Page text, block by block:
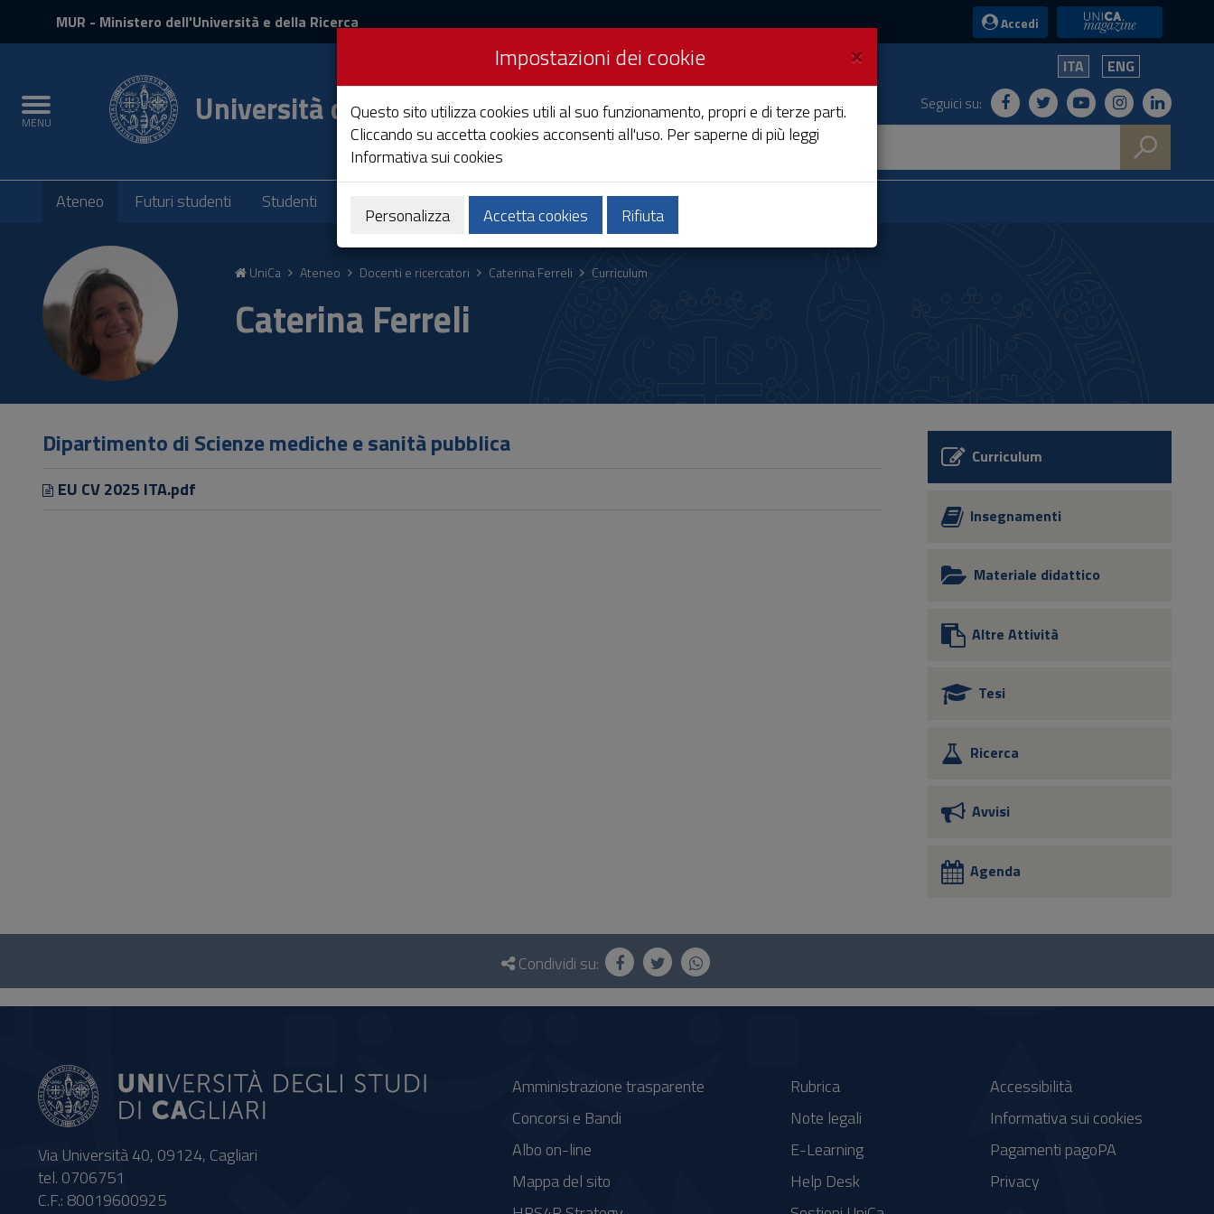
Contenuto
navigazione
MUR - Ministero dell'Università e della Ricerca Accedi UniCA News
Toggle
navigation
MENU Università degli Studi di Cagliari
ITA ENG
Seguici su:
Submenu
Ateneo Futuri studenti Studenti Ricerca Società e territorio
UniCa Ateneo Docenti e ricercatori Caterina Ferreli Curriculum
Caterina Ferreli
Dipartimento di Scienze mediche e sanità pubblica
EU CV 2025 ITA.pdf
Curriculum
Insegnamenti
Materiale didattico
Altre Attività
Tesi
Ricerca
Avvisi
Agenda
Questionario
social
Condividi su:
Via Università 40, 09124, Cagliari
tel. 0706751
C.F.: 80019600925
Amministrazione trasparente
Concorsi e Bandi
Albo on-line
Mappa del sito
Rubrica
Note legali
E-Learning
Help Desk
Accessibilità
Informativa sui cookies
Pagamenti pagoPA
Privacy
×
Impostazioni dei cookie
Questo sito utilizza cookies utili al suo funzionamento, propri e di terze parti.
Cliccando su accetta cookies acconsenti all'uso. Per saperne di più leggi
Informativa sui cookies
Personalizza Accetta cookies Rifiuta